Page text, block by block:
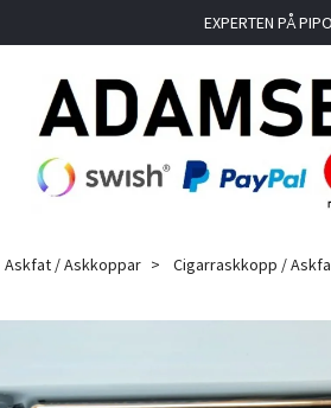
EXPERTEN PÅ
Askfat / Askkoppar Cigarraskkopp /